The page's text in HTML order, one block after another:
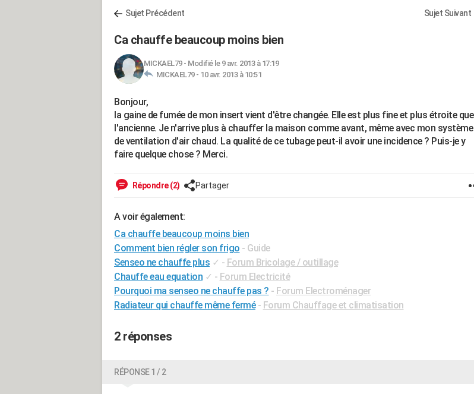
Sujet Précédent Sujet Suivant
Ca chauffe beaucoup moins bien
MICKAEL79- Modifié le 9 avr. 2013 à 17:19
MICKAEL79 - 10 avr. 2013 à 10:51
Bonjour,
la gaine de fumée de mon insert vient d'être changée. Elle est plus fine et plus étroite que
l'ancienne. Je n'arrive plus à chauffer la maison comme avant, même avec mon système
de ventilation d'air chaud. La qualité de ce tubage peut-il avoir une incidence ? Puis-je y
faire quelque chose ? Merci.
Répondre (2) Partager
A voir également:
Ca chauffe beaucoup moins bien
Comment bien régler son frigo - Guide
Senseo ne chauffe plus ✓ - Forum Bricolage / outillage
Chauffe eau equation ✓ - Forum Electricité
Pourquoi ma senseo ne chauffe pas ? - Forum Electroménager
Radiateur qui chauffe même fermé - Forum Chauffage et climatisation
2 réponses
RÉPONSE 1 / 2